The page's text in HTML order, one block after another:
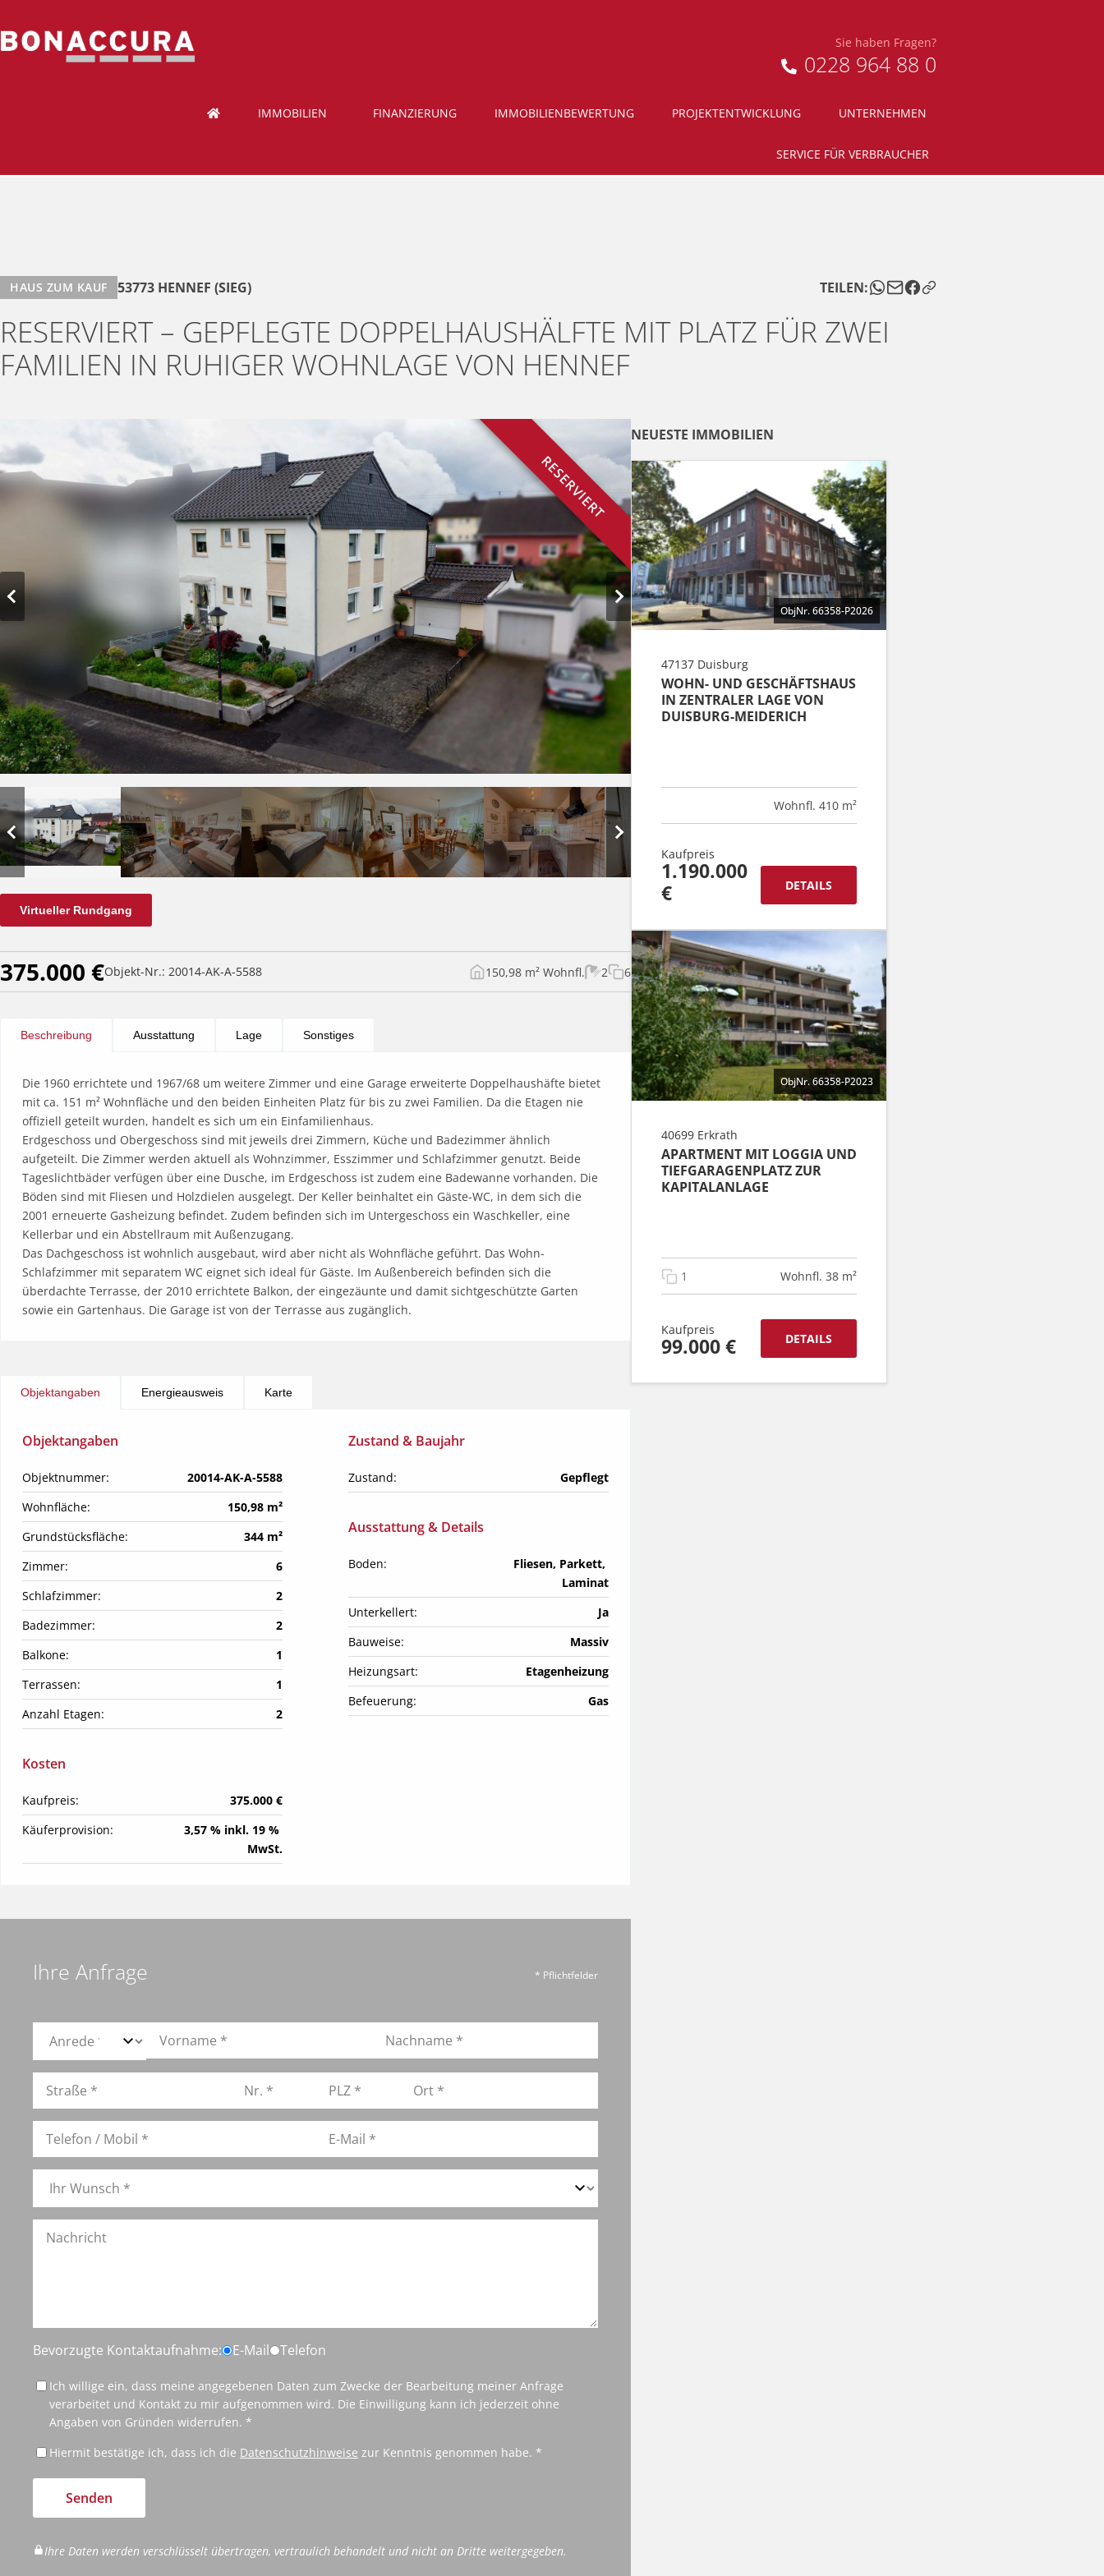
Sie haben Fragen?
0228 964 88 0
IMMOBILIEN FINANZIERUNG IMMOBILIENBEWERTUNG PROJEKTENTWICKLUNG UNTERNEHMEN
SERVICE FÜR VERBRAUCHER
HAUS ZUM KAUF 53773 HENNEF (SIEG) TEILEN:
RESERVIERT – GEPFLEGTE DOPPELHAUSHÄLFTE MIT PLATZ FÜR ZWEI
FAMILIEN IN RUHIGER WOHNLAGE VON HENNEF
RESERVIERT
Virtueller Rundgang
375.000 €Objekt-Nr.: 20014-AK-A-5588 150,98 m² Wohnfl. 2 6
Beschreibung Ausstattung Lage Sonstiges
Die 1960 errichtete und 1967/68 um weitere Zimmer und eine Garage erweiterte Doppelhaushäfte bietet
mit ca. 151 m² Wohnfläche und den beiden Einheiten Platz für bis zu zwei Familien. Da die Etagen nie
offiziell geteilt wurden, handelt es sich um ein Einfamilienhaus.
Erdgeschoss und Obergeschoss sind mit jeweils drei Zimmern, Küche und Badezimmer ähnlich
aufgeteilt. Die Zimmer werden aktuell als Wohnzimmer, Esszimmer und Schlafzimmer genutzt. Beide
Tageslichtbäder verfügen über eine Dusche, im Erdgeschoss ist zudem eine Badewanne vorhanden. Die
Böden sind mit Fliesen und Holzdielen ausgelegt. Der Keller beinhaltet ein Gäste-WC, in dem sich die
2001 erneuerte Gasheizung befindet. Zudem befinden sich im Untergeschoss ein Waschkeller, eine
Kellerbar und ein Abstellraum mit Außenzugang.
Das Dachgeschoss ist wohnlich ausgebaut, wird aber nicht als Wohnfläche geführt. Das Wohn-
Schlafzimmer mit separatem WC eignet sich ideal für Gäste. Im Außenbereich befinden sich die
überdachte Terrasse, der 2010 errichtete Balkon, der eingezäunte und damit sichtgeschützte Garten
sowie ein Gartenhaus. Die Garage ist von der Terrasse aus zugänglich.
Objektangaben Energieausweis Karte
Objektangaben
Objektnummer:
20014-AK-A-5588
Wohnfläche:
150,98 m²
Grundstücksfläche:
344 m²
Zimmer:
6
Schlafzimmer:
2
Badezimmer:
2
Balkone:
1
Terrassen:
1
Anzahl Etagen:
2
Kosten
Kaufpreis:
375.000 €
Käuferprovision:
3,57 % inkl. 19 %
MwSt.
Zustand & Baujahr
Zustand: Gepflegt
Ausstattung & Details
Boden:
Fliesen, Parkett,
Laminat
Unterkellert:
Ja
Bauweise:
Massiv
Heizungsart:
Etagenheizung
Befeuerung:
Gas
Ihre Anfrage * Pflichtfelder
Bevorzugte Kontaktaufnahme: E-Mail Telefon
Ich willige ein, dass meine angegebenen Daten zum Zwecke der Bearbeitung meiner Anfrage
verarbeitet und Kontakt zu mir aufgenommen wird. Die Einwilligung kann ich jederzeit ohne
Angaben von Gründen widerrufen. *
Hiermit bestätige ich, dass ich die Datenschutzhinweise zur Kenntnis genommen habe. *
Senden
Ihre Daten werden verschlüsselt übertragen, vertraulich behandelt und nicht an Dritte weitergegeben.
NEUESTE IMMOBILIEN
ObjNr. 66358-P2026
47137 Duisburg
WOHN- UND GESCHÄFTSHAUS
IN ZENTRALER LAGE VON
DUISBURG-MEIDERICH
Wohnfl. 410 m²
Kaufpreis
1.190.000
€
DETAILS
ObjNr. 66358-P2023
40699 Erkrath
APARTMENT MIT LOGGIA UND
TIEFGARAGENPLATZ ZUR
KAPITALANLAGE
1 Wohnfl. 38 m²
Kaufpreis
99.000 € DETAILS